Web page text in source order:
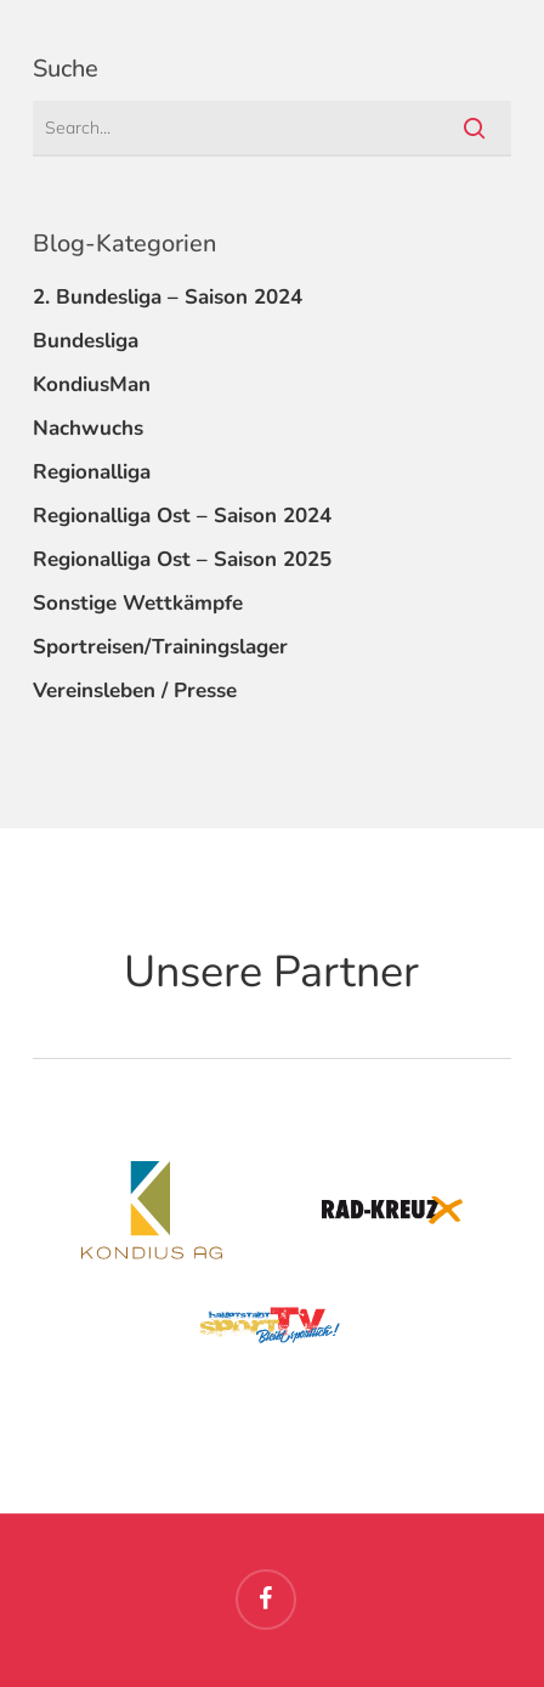
Suche
Blog-Kategorien
2. Bundesliga – Saison 2024
Bundesliga
KondiusMan
Nachwuchs
Regionalliga
Regionalliga Ost – Saison 2024
Regionalliga Ost – Saison 2025
Sonstige Wettkämpfe
Sportreisen/Trainingslager
Vereinsleben / Presse
Unsere Partner
facebook